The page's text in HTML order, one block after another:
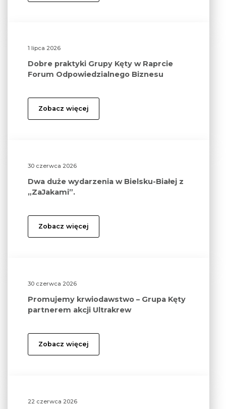
1 lipca 2026
Dobre praktyki Grupy Kęty w Raprcie
Forum Odpowiedzialnego Biznesu
Zobacz więcej
30 czerwca 2026
Dwa duże wydarzenia w Bielsku-Białej z
„ZaJakami”.
Zobacz więcej
30 czerwca 2026
Promujemy krwiodawstwo – Grupa Kęty
partnerem akcji Ultrakrew
Zobacz więcej
22 czerwca 2026